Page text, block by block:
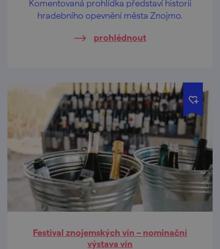
Komentovaná prohlídka představí historii
hradebního opevnění města Znojmo.
prohlédnout
Festival znojemských vín – nominační
výstava vín